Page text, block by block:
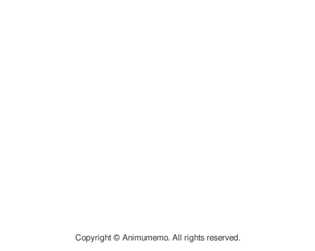
Copyright © Animumemo. All rights reserved.